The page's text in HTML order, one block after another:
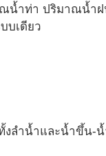
น้ำท่า ปริมาณน้ำ
บเดียว
ลำน้ำและน้ำขึ้น-